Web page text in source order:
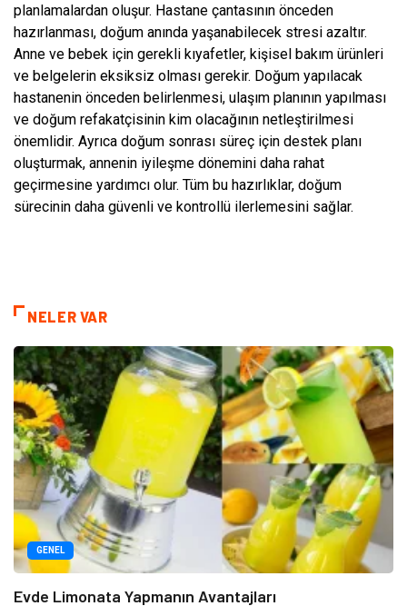
planlamalardan oluşur. Hastane çantasının önceden
hazırlanması, doğum anında yaşanabilecek stresi azaltır.
Anne ve bebek için gerekli kıyafetler, kişisel bakım ürünleri
ve belgelerin eksiksiz olması gerekir. Doğum yapılacak
hastanenin önceden belirlenmesi, ulaşım planının yapılması
ve doğum refakatçisinin kim olacağının netleştirilmesi
önemlidir. Ayrıca doğum sonrası süreç için destek planı
oluşturmak, annenin iyileşme dönemini daha rahat
geçirmesine yardımcı olur. Tüm bu hazırlıklar, doğum
sürecinin daha güvenli ve kontrollü ilerlemesini sağlar.
NELER VAR
GENEL
Evde Limonata Yapmanın Avantajları